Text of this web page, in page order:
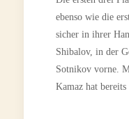
ebenso wie die
sicher in ihrer
Shibalov, in der
Sotnikov vorne.
Kamaz hat